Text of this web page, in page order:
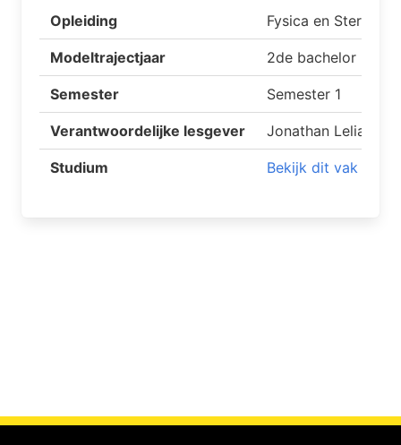
Opleiding Fysica en
Modeltrajectjaar 2de bachelor
Semester Semester 1
Verantwoordelijke lesgever Jonathan Leliaert
Studium Bekijk dit vak op